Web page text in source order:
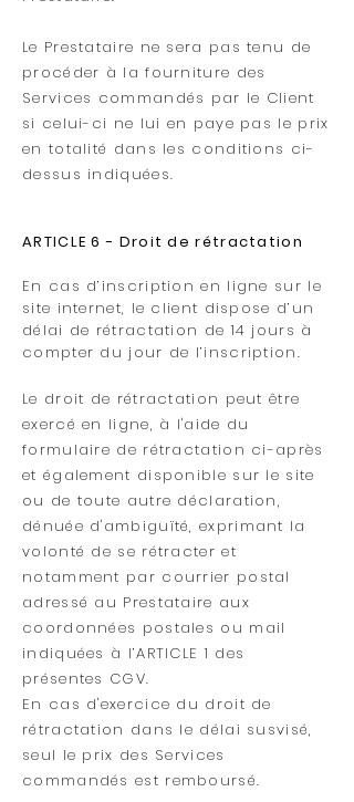
Le Prestataire ne sera pas tenu de
procéder à la fourniture des
Services commandés par le Client
si celui-ci ne lui en paye pas le prix
en totalité dans les conditions ci-
dessus indiquées.
ARTICLE 6 - Droit de rétractation
En cas d’inscription en ligne sur le
site internet, le client dispose d’un
délai de rétractation de 14 jours à
compter du jour de l’inscription.
Le droit de rétractation peut être
exercé en ligne, à l'aide du
formulaire de rétractation ci-après
et également disponible sur le site
ou de toute autre déclaration,
dénuée d'ambiguïté, exprimant la
volonté de se rétracter et
notamment par courrier postal
adressé au Prestataire aux
coordonnées postales ou mail
indiquées à l’ARTICLE 1 des
présentes CGV.
En cas d'exercice du droit de
rétractation dans le délai susvisé,
seul le prix des Services
commandés est remboursé.